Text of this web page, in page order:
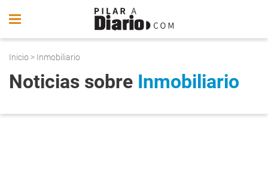
Inicio > Inmobiliario
Noticias sobre Inmobiliario